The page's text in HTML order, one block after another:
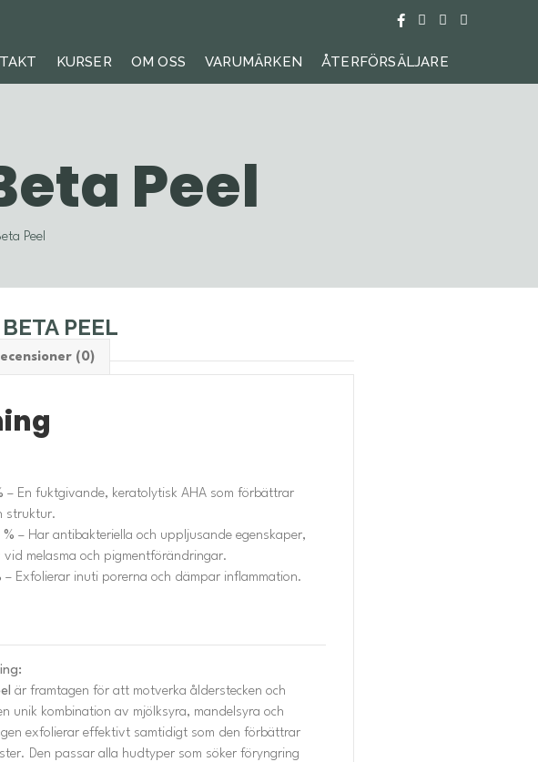
KURSER OM OSS VARUMÄRKEN ÅTERFÖRSÄLJARE
Peel
Peel
PEEL
(0)
– En fuktgivande, keratolytisk AHA som förbättrar
struktur.
% – Har antibakteriella och uppljusande egenskaper,
melasma och pigmentförändringar.
– Exfolierar inuti porerna och dämpar inflammation.
är framtagen för att motverka ålderstecken och
unik kombination av mjölksyra, mandelsyra och
exfolierar effektivt samtidigt som den förbättrar
Den passar alla hudtyper som söker föryngring